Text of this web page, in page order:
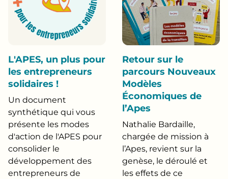
L'APES, un plus pour
les entrepreneurs
solidaires !
Un document
synthétique qui vous
présente les modes
d'action de l'APES pour
consolider le
développement des
entrepreneurs de
Retour sur le
parcours Nouveaux
Modèles
Économiques de
l’Apes
Nathalie Bardaille,
chargée de mission à
l’Apes, revient sur la
genèse, le déroulé et
les effets de ce